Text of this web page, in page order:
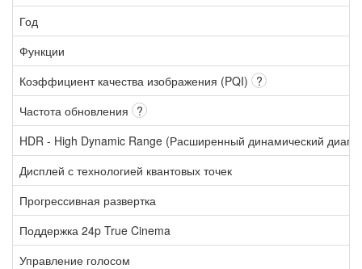
Год
Функции
Коэффициент качества изображения (PQI) ?
Частота обновления ?
HDR - High Dynamic Range (Расширенный динамический
Дисплей с технологией квантовых точек
Прогрессивная развертка
Поддержка 24p True Cinema
Управление голосом